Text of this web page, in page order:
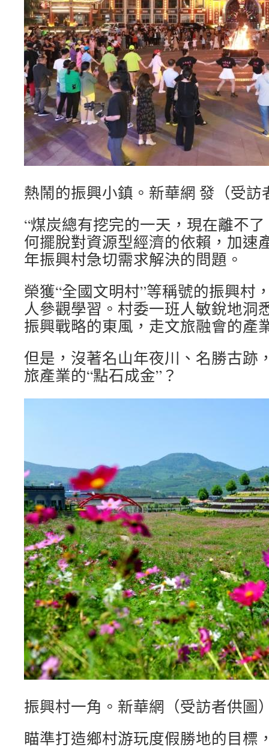
熱鬧的振興小鎮。新華網 發（受訪
“煤炭總有挖完的一天，現在離不
何擺脫對資源型經濟的依賴，加速
年振興村急切需求解決的問題。
榮獲“全國文明村”等稱號的振興村
人參觀學習。村委一班人敏銳地洞
振興戰略的東風，走文旅融會的產
但是，沒著名山年夜川、名勝古跡
旅產業的“點石成金”？
振興村一角。新華網（受訪者供圖
瞄準打造鄉村游玩度假勝地的目標